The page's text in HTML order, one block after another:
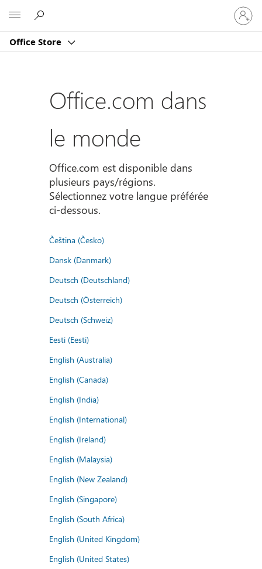
Office Store
vous
à
compte
Office.com dans
le monde
Office.com est disponible dans
plusieurs pays/régions.
Sélectionnez votre langue préférée
ci-dessous.
Čeština (Česko)
Dansk (Danmark)
Deutsch (Deutschland)
Deutsch (Österreich)
Deutsch (Schweiz)
Eesti (Eesti)
English (Australia)
English (Canada)
English (India)
English (International)
English (Ireland)
English (Malaysia)
English (New Zealand)
English (Singapore)
English (South Africa)
English (United Kingdom)
English (United States)